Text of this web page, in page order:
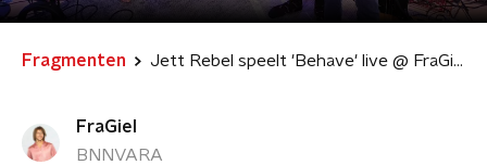
Fragmenten Jett Rebel speelt 'Behave' live @ FraGiel
FraGiel
BNNVARA